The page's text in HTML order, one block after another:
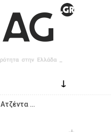
↓
Ατζέντα …